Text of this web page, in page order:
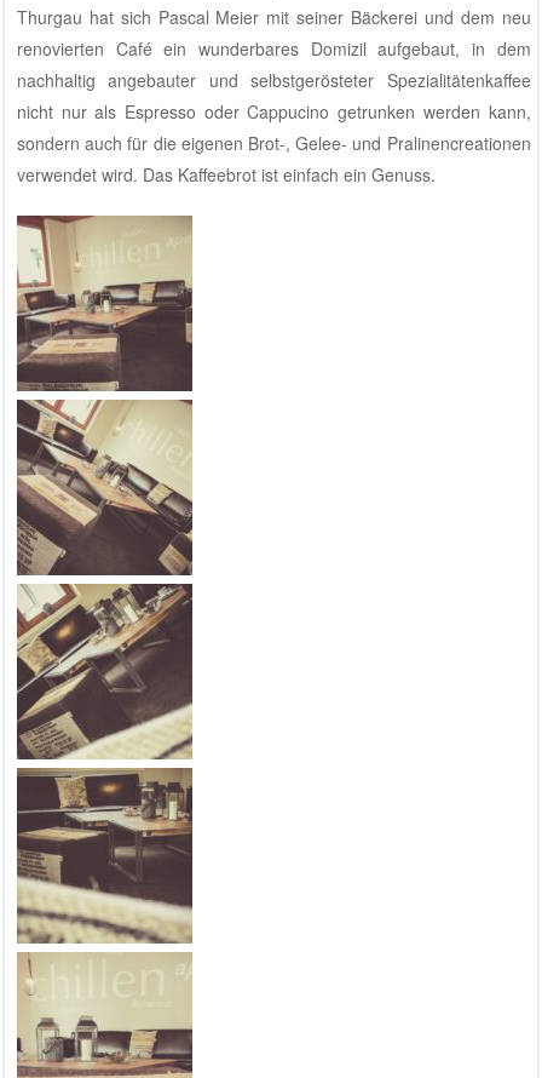
Thurgau hat sich Pascal Meier mit seiner Bäckerei und dem neu
renovierten Café ein wunderbares Domizil aufgebaut, in dem
nachhaltig angebauter und selbstgerösteter Spezialitätenkaffee
nicht nur als Espresso oder Cappucino getrunken werden kann,
sondern auch für die eigenen Brot-, Gelee- und Pralinencreationen
verwendet wird. Das Kaffeebrot ist einfach ein Genuss.